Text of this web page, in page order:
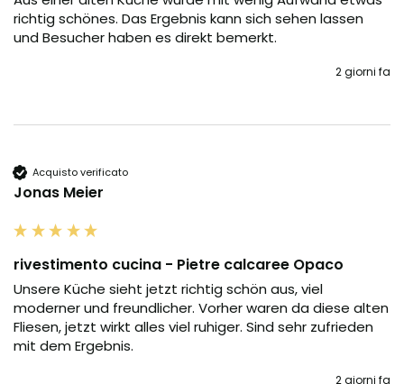
richtig schönes. Das Ergebnis kann sich sehen lassen
und Besucher haben es direkt bemerkt.
2 giorni fa
Acquisto verificato
Jonas Meier
rivestimento cucina - Pietre calcaree Opaco
Unsere Küche sieht jetzt richtig schön aus, viel
moderner und freundlicher. Vorher waren da diese alten
Fliesen, jetzt wirkt alles viel ruhiger. Sind sehr zufrieden
mit dem Ergebnis.
2 giorni fa